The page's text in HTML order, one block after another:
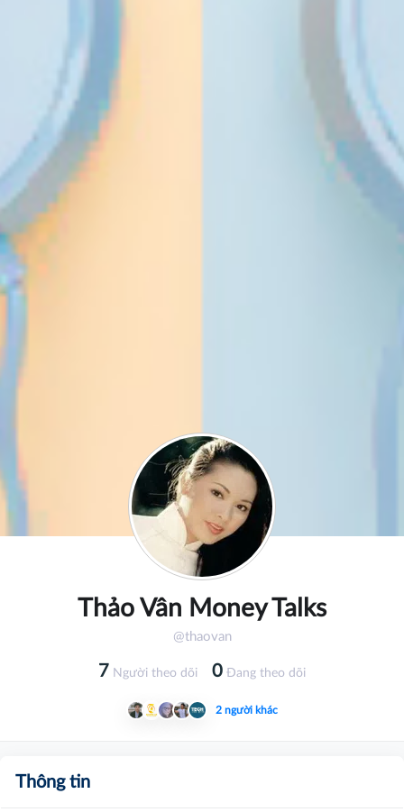
Thảo Vân Money Talks
@thaovan
7 Người theo dõi 0 Đang theo dõi
2 người khác
Thông tin